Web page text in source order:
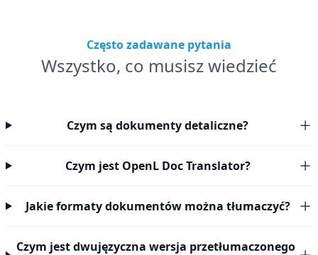
Często zadawane pytania
Wszystko, co musisz wiedzieć
Czym są dokumenty detaliczne?
Czym jest OpenL Doc Translator?
Jakie formaty dokumentów można tłumaczyć?
Czym jest dwujęzyczna wersja przetłumaczonego